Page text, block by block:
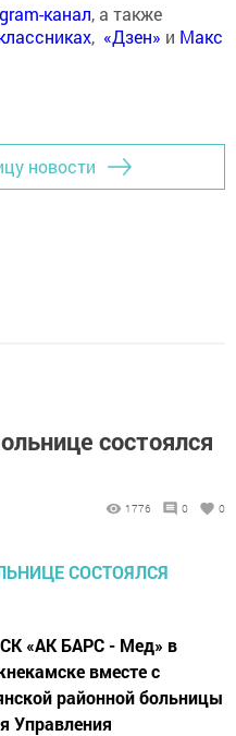
канал, а также
, «Дзен» и Макс
новости
состоялся
1776 0 0
«АК БАРС - Мед» в
вместе с
районной больницы
Управления